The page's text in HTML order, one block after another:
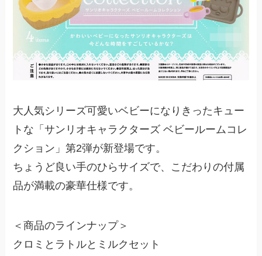
大人気シリーズ可愛いベビーになりきったキュー
トな「サンリオキャラクターズ ベビールームコレ
クション」第2弾が新登場です。
ちょうど良い手のひらサイズで、こだわりの付属
品が満載の豪華仕様です。
＜商品のラインナップ＞
クロミとラトルとミルクセット